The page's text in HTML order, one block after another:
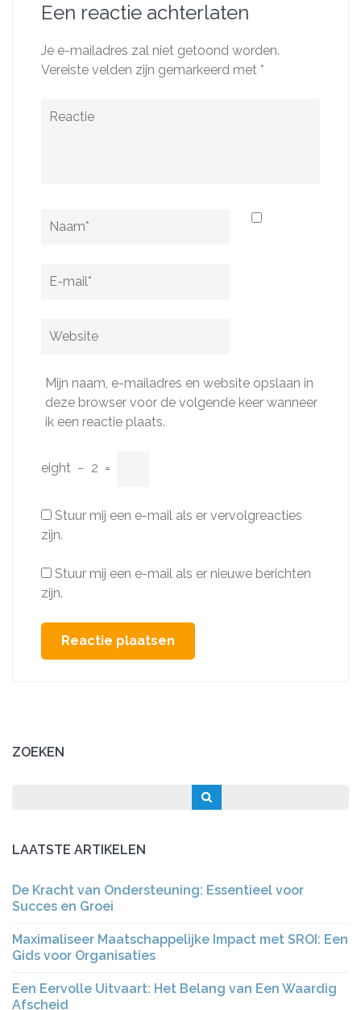
Een reactie achterlaten
Je e-mailadres zal niet getoond worden.
Vereiste velden zijn gemarkeerd met *
Reactie
Naam
E-
Website
Mijn naam, e-mailadres en website opslaan in
deze browser voor de volgende keer wanneer
ik een reactie plaats.
eight − 2 =
Stuur mij een e-mail als er vervolgreacties
zijn.
Stuur mij een e-mail als er nieuwe berichten
zijn.
ZOEKEN
LAATSTE ARTIKELEN
De Kracht van Ondersteuning: Essentieel voor
Succes en Groei
Maximaliseer Maatschappelijke Impact met SROI: Een
Gids voor Organisaties
Een Eervolle Uitvaart: Het Belang van Een Waardig
Afscheid